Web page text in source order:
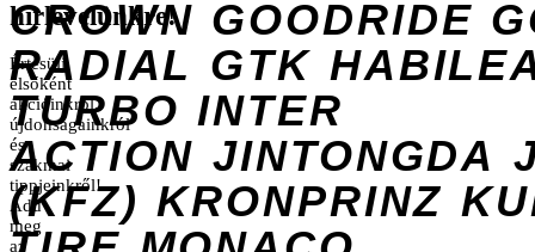
CROWN GOODRIDE
RADIAL GTK
TURBO INTER
ACTION JINTONGDA
(KFZ) KRONPRINZ
hírlevelünkre!
Értesülj
elsőként
akcióinkról,
újdonságainkról
és
szakmai
tippjeinkről!
Add
meg
az